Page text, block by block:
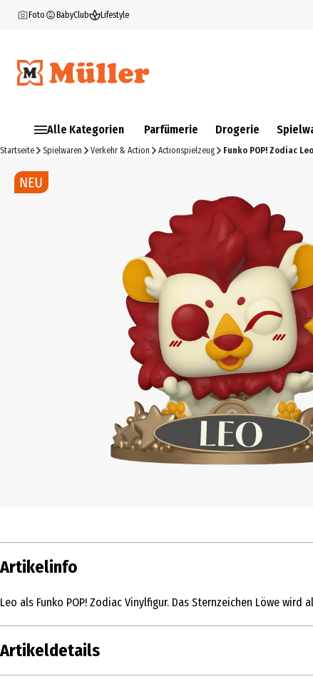
Foto BabyClub Lifestyle
Alle Kategorien Parfümerie Drogerie
Startseite Spielwaren Verkehr & Action Actionspielzeug Funko POP! Zodiac Leo
Artikelinfo
Leo als Funko POP! Zodiac Vinylfigur. Das Sternzeichen Löwe
Artikeldetails